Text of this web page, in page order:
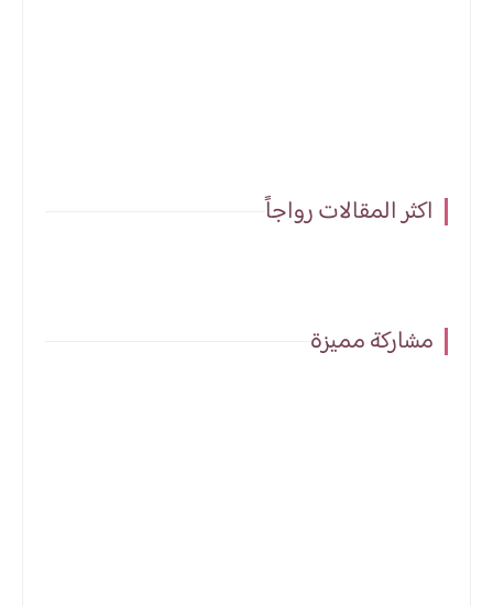
اكثر المقالات رواجاً
مشاركة مميزة